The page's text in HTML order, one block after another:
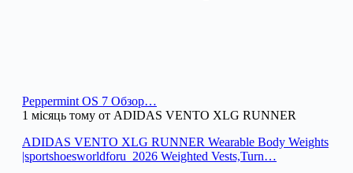
Peppermint OS 7 Обзор…
1 місяць тому от ADIDAS VENTO XLG RUNNER
ADIDAS VENTO XLG RUNNER Wearable Body Weights
|sportshoesworldforu_2026 Weighted Vests,Turn…